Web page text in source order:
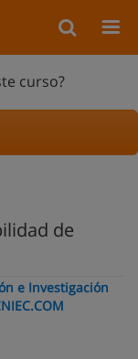
curso?
de
e Investigación